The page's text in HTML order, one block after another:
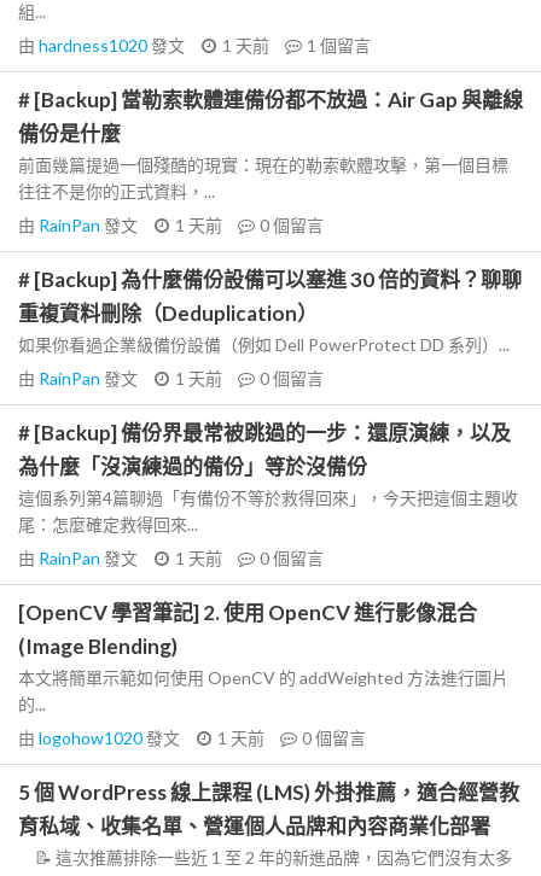
組...
由 hardness1020發文 1 天前 1 個留言
# [Backup] 當勒索軟體連備份都不放過：Air Gap 與離線
備份是什麼
前面幾篇提過一個殘酷的現實：現在的勒索軟體攻擊，第一個目標
往往不是你的正式資料，...
由 RainPan 發文 1 天前 0個留言
# [Backup] 為什麼備份設備可以塞進 30 倍的資料？聊聊
重複資料刪除（Deduplication）
如果你看過企業級備份設備（例如 Dell PowerProtect DD 系列）...
由 RainPan 發文 1 天前 0個留言
# [Backup] 備份界最常被跳過的一步：還原演練，以及
為什麼「沒演練過的備份」等於沒備份
這個系列第4篇聊過「有備份不等於救得回來」，今天把這個主題收
尾：怎麼確定救得回來...
由 RainPan 發文 1 天前 0個留言
[OpenCV 學習筆記] 2. 使用 OpenCV 進行影像混合
(Image Blending)
本文將簡單示範如何使用 OpenCV 的 addWeighted 方法進行圖片
的...
由 logohow1020發文 1 天前 0個留言
5 個 WordPress 線上課程 (LMS) 外掛推薦，適合經營教
育私域、收集名單、營運個人品牌和內容商業化部署
📝 這次推薦排除一些近 1 至 2 年的新進品牌，因為它們沒有太多